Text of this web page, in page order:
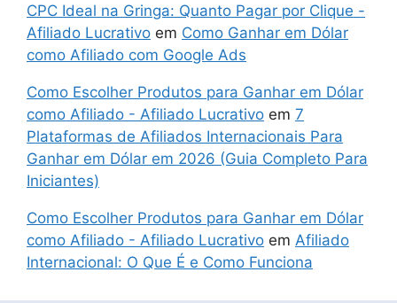
CPC Ideal na Gringa: Quanto Pagar por Clique -
Afiliado Lucrativo em Como Ganhar em Dólar
como Afiliado com Google Ads
Como Escolher Produtos para Ganhar em Dólar
como Afiliado - Afiliado Lucrativo em 7
Plataformas de Afiliados Internacionais Para
Ganhar em Dólar em 2026 (Guia Completo Para
Iniciantes)
Como Escolher Produtos para Ganhar em Dólar
como Afiliado - Afiliado Lucrativo em Afiliado
Internacional: O Que É e Como Funciona